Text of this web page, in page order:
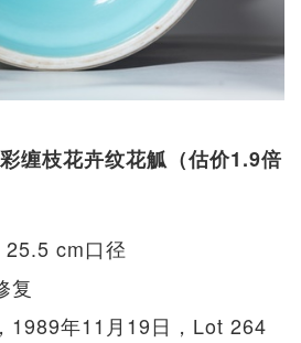
缠枝花卉纹花觚（估价1.9倍
25.5 cm口径
复
1989年11月19日，Lot 264